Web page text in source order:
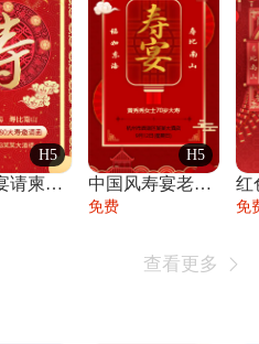
H5
喜庆寿宴请柬老人生日宴会邀请函请柬过大寿
H5
中国风寿宴老人生日宴会邀请函寿宴请帖请柬
免费 免
查看更多 